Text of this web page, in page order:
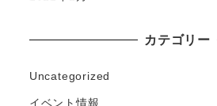
カテゴリー
Uncategorized
イベント情報